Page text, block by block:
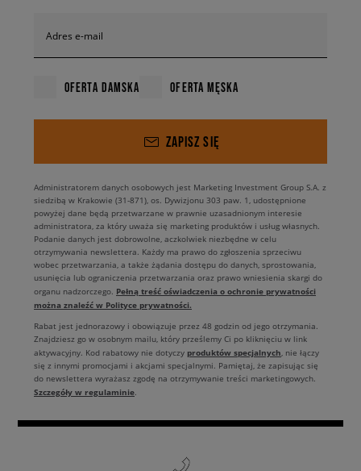
Adres e-mail
OFERTA DAMSKA OFERTA MĘSKA
ZAPISZ SIĘ
Administratorem danych osobowych jest Marketing Investment Group S.A. z
siedzibą w Krakowie (31-871), os. Dywizjonu 303 paw. 1, udostępnione
powyżej dane będą przetwarzane w prawnie uzasadnionym interesie
administratora, za który uważa się marketing produktów i usług własnych.
Podanie danych jest dobrowolne, aczkolwiek niezbędne w celu
otrzymywania newslettera. Każdy ma prawo do zgłoszenia sprzeciwu
wobec przetwarzania, a także żądania dostępu do danych, sprostowania,
usunięcia lub ograniczenia przetwarzania oraz prawo wniesienia skargi do
organu nadzorczego. Pełną treść oświadczenia o ochronie prywatności
można znaleźć w Polityce prywatności.
Rabat jest jednorazowy i obowiązuje przez 48 godzin od jego otrzymania.
Znajdziesz go w osobnym mailu, który prześlemy Ci po kliknięciu w link
aktywacyjny. Kod rabatowy nie dotyczy produktów specjalnych, nie łączy
się z innymi promocjami i akcjami specjalnymi. Pamiętaj, że zapisując się
do newslettera wyrażasz zgodę na otrzymywanie treści marketingowych.
Szczegóły w regulaminie.